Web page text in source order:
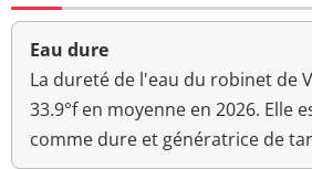
Odeur (qualitatif)
Aucun
changement
Eau dure
La dureté de l'eau du robinet de
33.9°f en moyenne en 2026. Elle
comme dure et génératrice de